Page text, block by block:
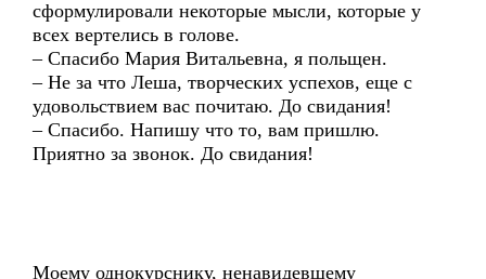
сформулировали некоторые мысли, которые у
всех вертелись в голове.
– Спасибо Мария Витальевна, я польщен.
– Не за что Леша, творческих успехов, еще с
удовольствием вас почитаю. До свидания!
– Спасибо. Напишу что то, вам пришлю.
Приятно за звонок. До свидания!
Моему однокурснику, ненавидевшему